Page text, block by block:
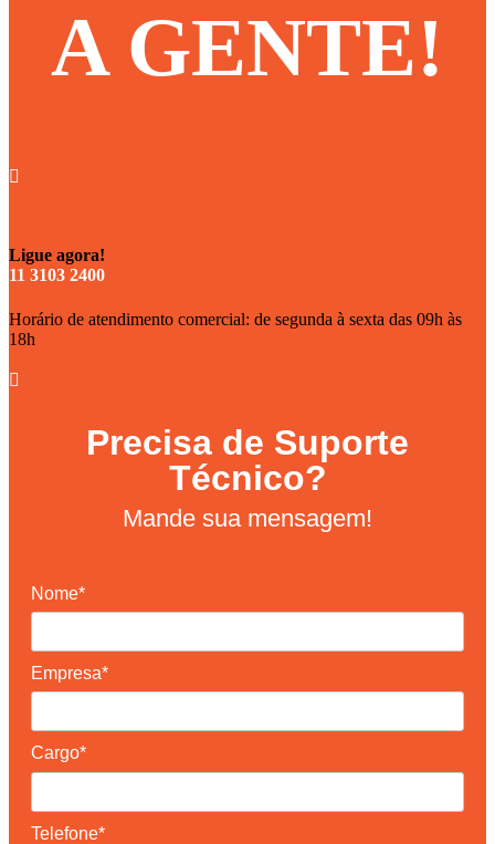
A GENTE!

Ligue agora!
11 3103 2400
Horário de atendimento comercial: de segunda à sexta das 09h às
18h

Precisa de Suporte
Técnico?
Mande sua mensagem!
Nome*
Empresa*
Cargo*
Telefone*